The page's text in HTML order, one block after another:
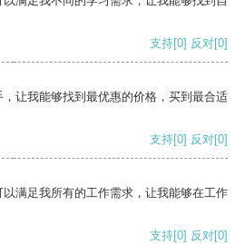
支持[0] 反对[0]
让我能够找到最优惠的价格，买到最合适
支持[0] 反对[0]
满足我所有的工作需求，让我能够在工作
支持[0] 反对[0]